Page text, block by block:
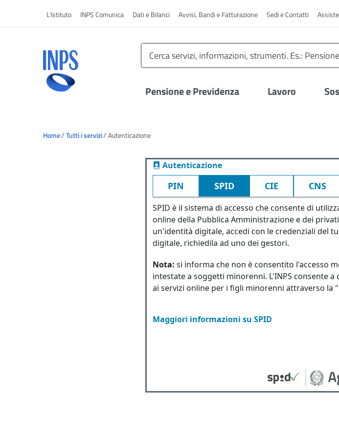
L'Istituto INPS Comunica Dati e Bilanci Avvisi, Bandi e Fatturazione Sedi e Contatti
Pensione e Previdenza Lavoro
Home Tutti i servizi Autenticazione
Autenticazione
PIN SPID CIE CNS
SPID è il sistema di accesso che consente di
online della Pubblica Amministrazione e dei
un'identità digitale, accedi con le credenziali del
digitale, richiedila ad uno dei gestori.
Nota: si informa che non è consentito l'accesso
intestate a soggetti minorenni. L'INPS consente
ai servizi online per i figli minorenni attraverso la "
Maggiori informazioni su SPID